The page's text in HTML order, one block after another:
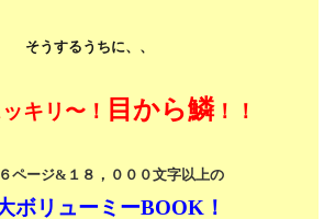
そうするうちに、、
キリ〜！ 目から鱗！！
ページ&１８，０００文字以上の
ボリューミーBOOK！